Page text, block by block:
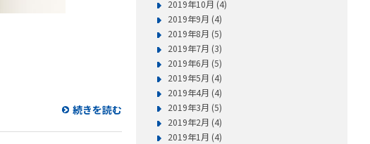
続きを読む
2019年10月 (4)
2019年9月 (4)
2019年8月 (5)
2019年7月 (3)
2019年6月 (5)
2019年5月 (4)
2019年4月 (4)
2019年3月 (5)
2019年2月 (4)
2019年1月 (4)